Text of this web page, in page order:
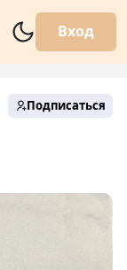
Вход
Подписаться